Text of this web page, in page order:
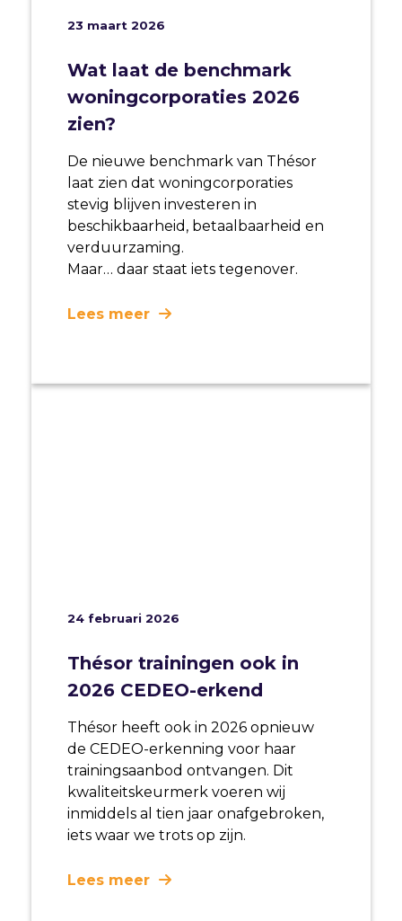
23 maart 2026
Wat laat de benchmark
woningcorporaties 2026
zien?
De nieuwe benchmark van Thésor
laat zien dat woningcorporaties
stevig blijven investeren in
beschikbaarheid, betaalbaarheid en
verduurzaming.
Maar… daar staat iets tegenover.
Lees meer
24 februari 2026
Thésor trainingen ook in
2026 CEDEO-erkend
Thésor heeft ook in 2026 opnieuw
de CEDEO-erkenning voor haar
trainingsaanbod ontvangen. Dit
kwaliteitskeurmerk voeren wij
inmiddels al tien jaar onafgebroken,
iets waar we trots op zijn.
Lees meer